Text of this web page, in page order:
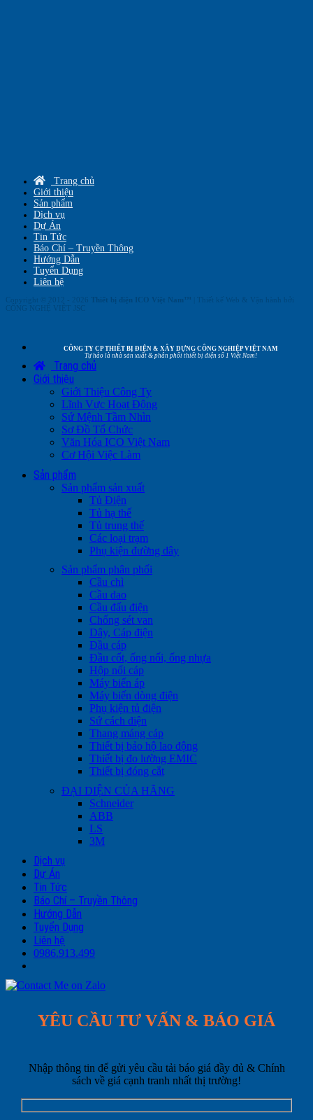
Trang chủ
Giới thiệu
Sản phẩm
Dịch vụ
Dự Án
Tin Tức
Báo Chí – Truyền Thông
Hướng Dẫn
Tuyển Dụng
Liên hệ
Copyright © 2012 - 2026 Thiết bị điện ICO Việt Nam™ | Thiết kế Web & Vận hành bởi
CÔNG NGHỆ VIỆT JSC
CÔNG TY CP THIẾT BỊ ĐIỆN & XÂY DỰNG CÔNG NGHIỆP VIỆT NAM
Tự hào là nhà sản xuất & phân phối thiết bị điện số 1 Việt Nam!
Trang chủ
Giới thiệu
Giới Thiệu Công Ty
Lĩnh Vực Hoạt Động
Sứ Mệnh Tầm Nhìn
Sơ Đồ Tổ Chức
Văn Hóa ICO Việt Nam
Cơ Hội Việc Làm
Sản phẩm
Sản phẩm sản xuất
Tủ Điện
Tủ hạ thế
Tủ trung thế
Các loại trạm
Phụ kiện đường dây
Sản phẩm phân phối
Cầu chì
Cầu dao
Cầu đấu điện
Chống sét van
Dây, Cáp điện
Đầu cáp
Đầu cốt, ống nối, ống nhựa
Hộp nối cáp
Máy biến áp
Máy biến dòng điện
Phụ kiện tủ điện
Sứ cách điện
Thang máng cáp
Thiết bị bảo hộ lao động
Thiết bị đo lường EMIC
Thiết bị đóng cắt
ĐẠI DIỆN CỦA HÃNG
Schneider
ABB
LS
3M
Dịch vụ
Dự Án
Tin Tức
Báo Chí – Truyền Thông
Hướng Dẫn
Tuyển Dụng
Liên hệ
0986.913.499
YÊU CẦU TƯ VẤN & BÁO GIÁ
Nhập thông tin để gửi yêu cầu tải báo giá đầy đủ & Chính
sách về giá cạnh tranh nhất thị trường!